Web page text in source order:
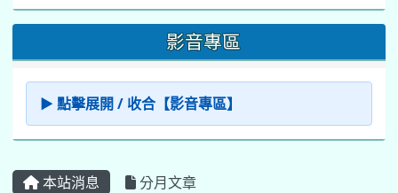
影音專區
▶ 點擊展開 / 收合【影音專區】
本站消息 分月文章